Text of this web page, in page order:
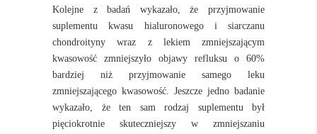
Kolejne z badań wykazało, że przyjmowanie
suplementu kwasu hialuronowego i siarczanu
chondroityny wraz z lekiem zmniejszającym
kwasowość zmniejszyło objawy refluksu o 60%
bardziej niż przyjmowanie samego leku
zmniejszającego kwasowość. Jeszcze jedno badanie
wykazało, że ten sam rodzaj suplementu był
pięciokrotnie skuteczniejszy w zmniejszaniu